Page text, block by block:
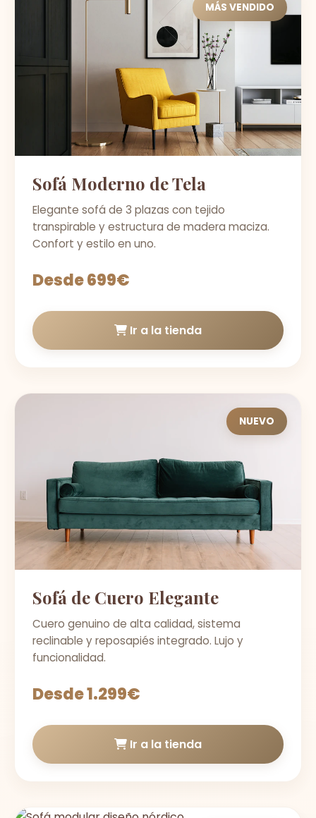
MÁS VENDIDO
Sofá Moderno de Tela
Elegante sofá de 3 plazas con tejido
transpirable y estructura de madera maciza.
Confort y estilo en uno.
Desde 699€
Ir a la tienda
NUEVO
Sofá de Cuero Elegante
Cuero genuino de alta calidad, sistema
reclinable y reposapiés integrado. Lujo y
funcionalidad.
Desde 1.299€
Ir a la tienda